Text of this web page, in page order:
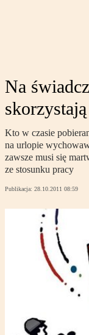
Na
Kto w czasie
na urlopie
zawsze musi się
ze stosunku pracy
Publikacja: 28.10.2011 08:59